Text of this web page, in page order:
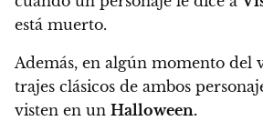
está muerto.
Además, en algún momento del
trajes clásicos de ambos
visten en un Halloween.